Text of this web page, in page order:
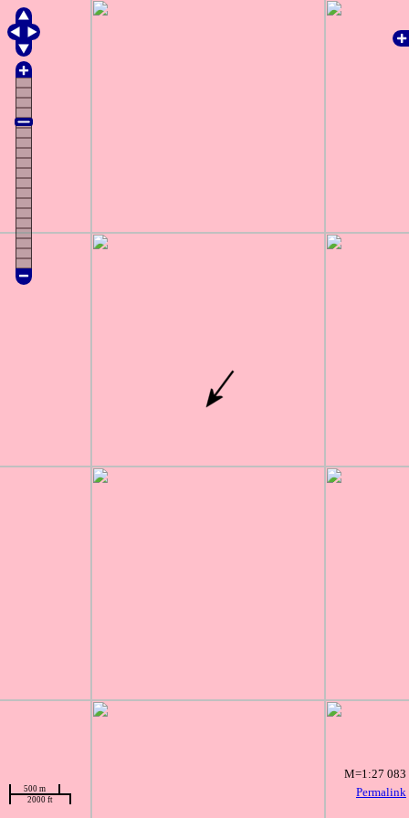
Permalink
500 m
2000 ft
M=1:27 083